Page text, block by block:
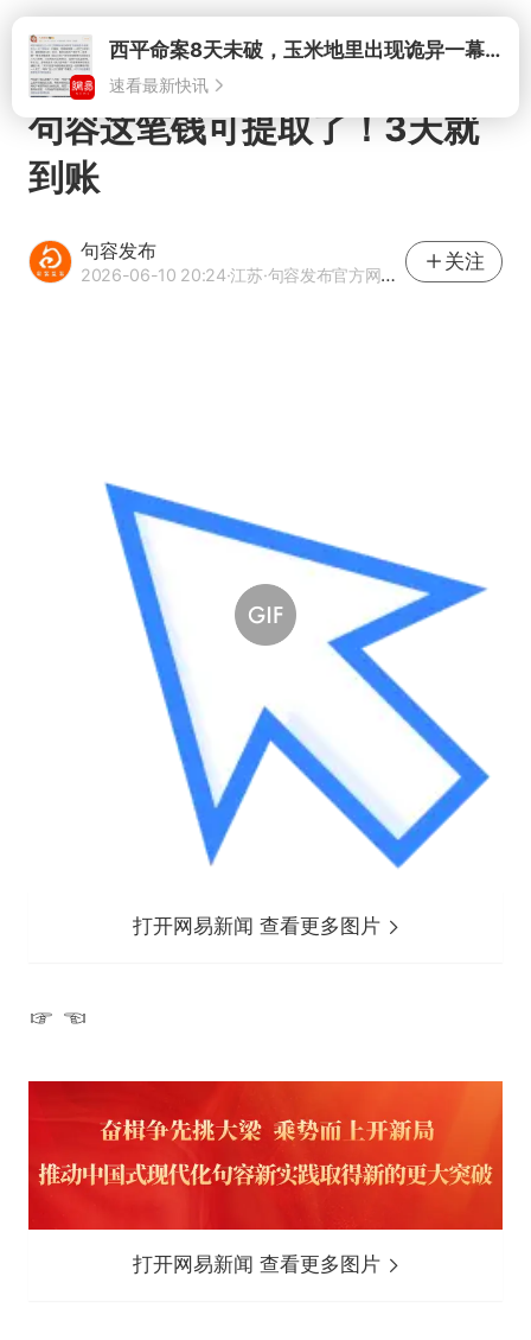
打开
句容这笔钱可提取了！3天就
到账
句容发布
2026-06-10 20:24·江苏·句容发布官方网易号
关注
打开网易新闻 查看更多图片
☞ ☜
打开网易新闻 查看更多图片